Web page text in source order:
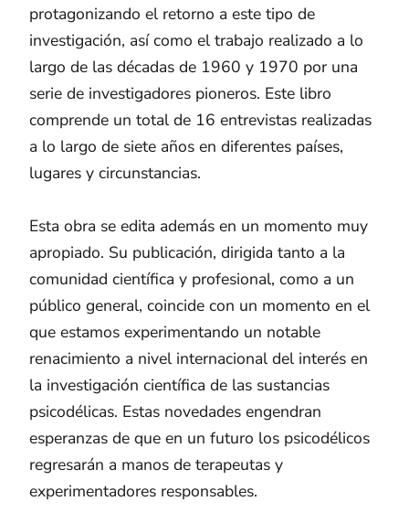
protagonizando el retorno a este tipo de
investigación, así como el trabajo realizado a lo
largo de las décadas de 1960 y 1970 por una
serie de investigadores pioneros. Este libro
comprende un total de 16 entrevistas realizadas
a lo largo de siete años en diferentes países,
lugares y circunstancias.
Esta obra se edita además en un momento muy
apropiado. Su publicación, dirigida tanto a la
comunidad científica y profesional, como a un
público general, coincide con un momento en el
que estamos experimentando un notable
renacimiento a nivel internacional del interés en
la investigación científica de las sustancias
psicodélicas. Estas novedades engendran
esperanzas de que en un futuro los psicodélicos
regresarán a manos de terapeutas y
experimentadores responsables.